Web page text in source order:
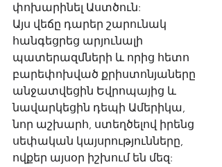
փոխարինել Աստծուն:
Այս վեճը դարեր շարունակ
հանգեցրեց արյունալի
պատերազմների և որից հետո
բարեփոխված քրիստոնյաները
անջատվեցին Եվրոպայից և
նավարկեցին դեպի Ամերիկա,
նոր աշխարհ, ստեղծելով իրենց
սեփական կայսրությունները,
ովքեր այսօր իշխում են մեզ: